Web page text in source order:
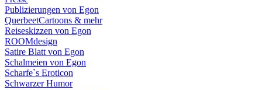
Publizierungen von Egon
QuerbeetCartoons & mehr
Reiseskizzen von Egon
ROOMdesign
Satire Blatt von Egon
Schalmeien von Egon
Scharfe`s Eroticon
Schwarzer Humor